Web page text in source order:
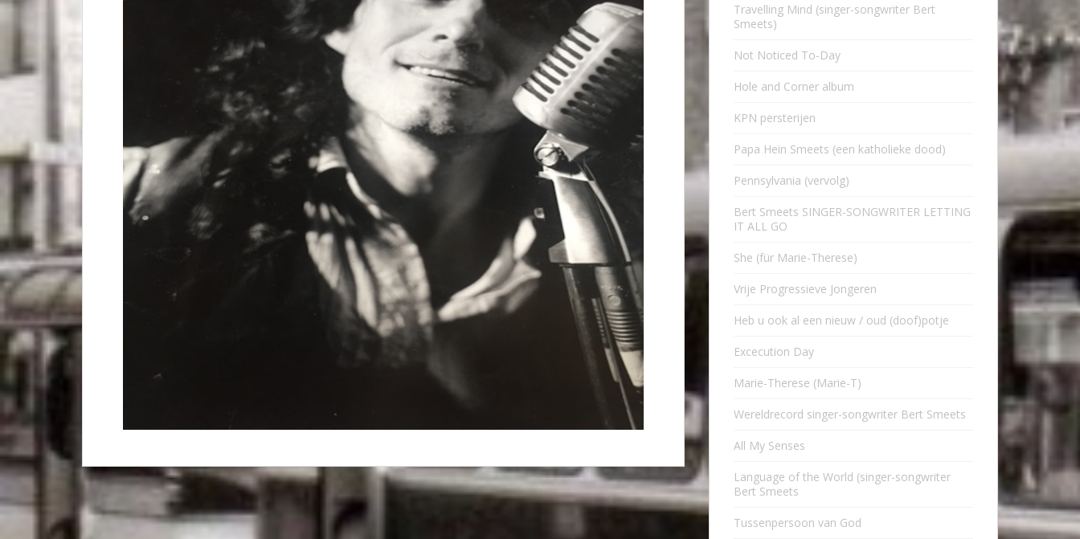
Travelling Mind (singer-songwriter Bert
Smeets)
Not Noticed To-Day
Hole and Corner album
KPN persterijen
Papa Hein Smeets (een katholieke dood)
Pennsylvania (vervolg)
Bert Smeets SINGER-SONGWRITER LETTING
IT ALL GO
She (für Marie-Therese)
Vrije Progressieve Jongeren
Heb u ook al een nieuw / oud (doof)potje
Excecution Day
Marie-Therese (Marie-T)
Wereldrecord singer-songwriter Bert Smeets
All My Senses
Language of the World (singer-songwriter
Bert Smeets
Tussenpersoon van God